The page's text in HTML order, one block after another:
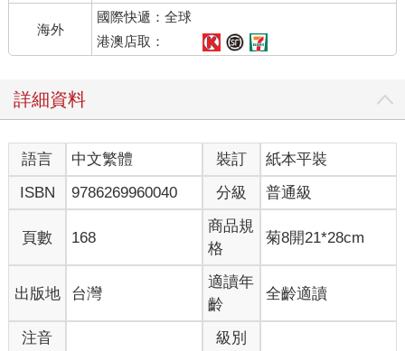
海外
國際快遞：全球
港澳店取：
詳細資料
語言 中文繁體 裝訂
紙本平裝
ISBN
9786269960040 分級 普通級
頁數 168
商品規
格
菊8開21*28cm
出版地 台灣
適讀年
齡
全齡適讀
注音 級別